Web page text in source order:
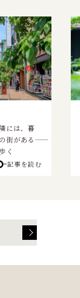
には、暮
がある――
く
記事を読む